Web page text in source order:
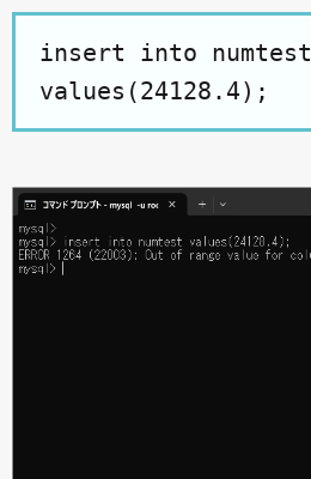
insert into numtest
values(24128.4);